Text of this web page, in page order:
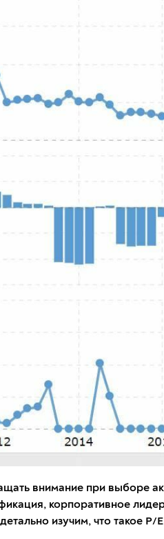
внимание при выборе
корпоративное
изучим, что такое P/